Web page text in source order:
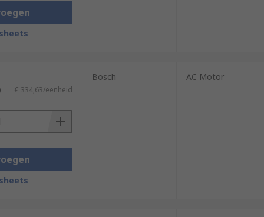
€ 334,63/eenheid
Bosch AC Motor